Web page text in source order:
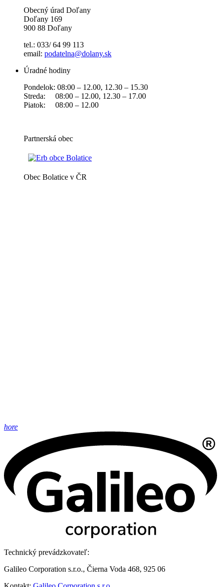
Obecný úrad Doľany
Doľany 169
900 88 Doľany
tel.: 033/ 64 99 113
email: podatelna@dolany.sk
Úradné hodiny
Pondelok: 08:00 – 12.00, 12.30 – 15.30
Streda: 08:00 – 12.00, 12.30 – 17.00
Piatok: 08:00 – 12.00
Partnerská obec
Obec Bolatice v ČR
hore
Technický prevádzkovateľ:
Galileo Corporation s.r.o., Čierna Voda 468, 925 06